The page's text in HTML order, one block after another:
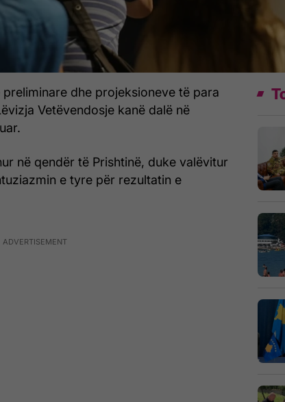
dhe projeksioneve të para
Vetëvendosje kanë dalë në
në qendër të Prishtinë, duke valëvitur
e tyre për rezultatin e